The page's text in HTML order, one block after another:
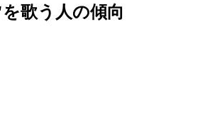
歌う人の傾向